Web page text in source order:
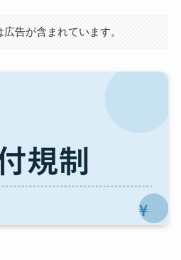
告が含まれています。